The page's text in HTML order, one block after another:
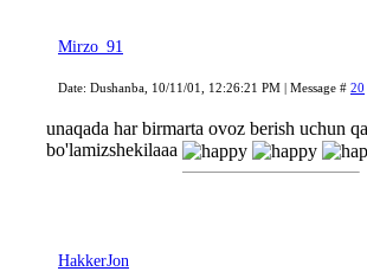
Mirzo_91
Date: Dushanba, 10/11/01, 12:26:21 PM | Message # 20
unaqada har birmarta ovoz berish uchun
bo'lamizshekilaaa
HakkerJon